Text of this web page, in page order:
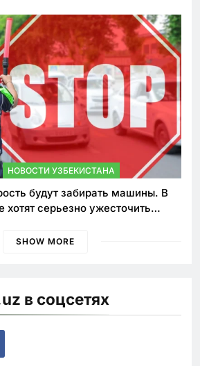
НОВОСТИ УЗБЕКИСТАНА
будут забирать машины. В
хотят серьезно ужесточить
SHOW MORE
в соцсетях